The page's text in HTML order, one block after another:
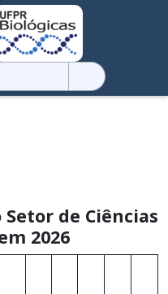
de Ciências
2026